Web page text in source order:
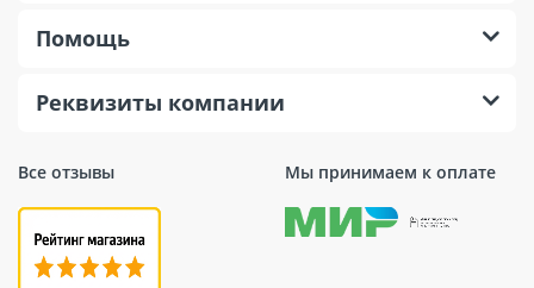
Все отзывы Мы принимаем к оплате
Помощь
Реквизиты компании